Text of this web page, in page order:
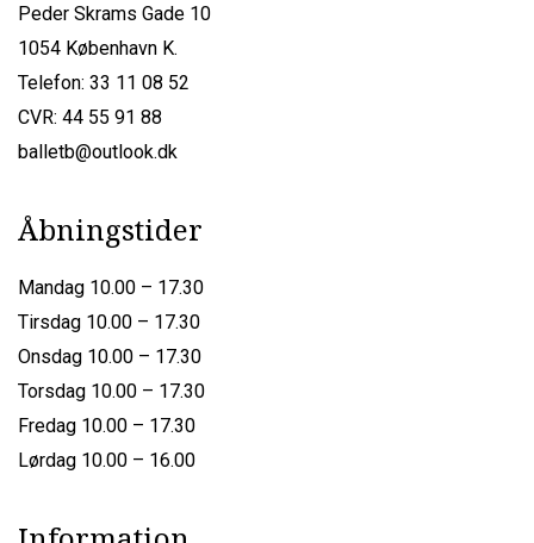
Peder Skrams Gade 10
1054 København K.
Telefon: 33 11 08 52
CVR: 44 55 91 88
balletb@outlook.dk
Åbningstider
Mandag 10.00 – 17.30
Tirsdag 10.00 – 17.30
Onsdag 10.00 – 17.30
Torsdag 10.00 – 17.30
Fredag 10.00 – 17.30
Lørdag 10.00 – 16.00